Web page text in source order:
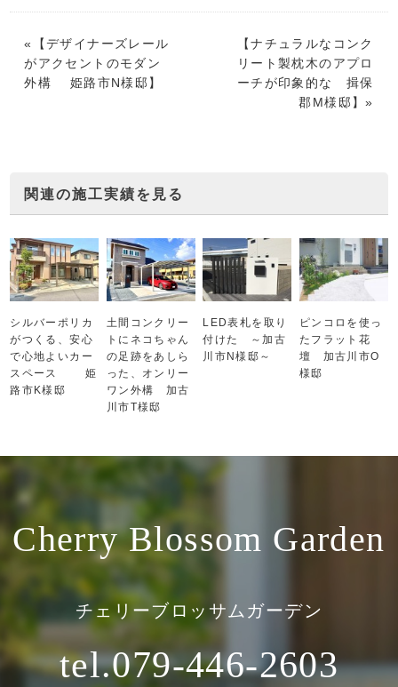
«【デザイナーズレール
がアクセントのモダン
外構 姫路市N様邸 】
【ナチュラルなコンク
リート製枕木のアプロ
ーチが印象的な 揖保
郡M様邸 】»
関連の施工実績を見る
シルバーポリカ
がつくる、安心
で心地よいカー
スペース 姫
路市K様邸
土間コンクリー
トにネコちゃん
の足跡をあしら
った、オンリー
ワン外構 加古
川市T様邸
LED表札を取り
付けた ～加古
川市N様邸～
ピンコロを使っ
たフラット花
壇 加古川市O
様邸
Cherry Blossom Garden
チェリーブロッサムガーデン
tel.079-446-2603